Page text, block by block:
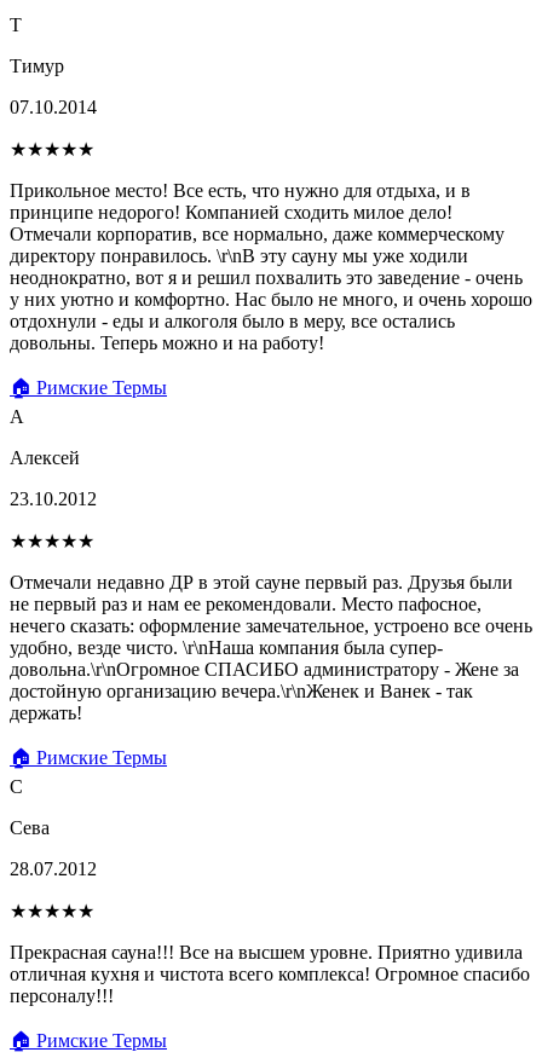
Т
Тимур
07.10.2014
★★★★★
Прикольное место! Все есть, что нужно для отдыха, и в
принципе недорого! Компанией сходить милое дело!
Отмечали корпоратив, все нормально, даже коммерческому
директору понравилось. \r\nВ эту сауну мы уже ходили
неоднократно, вот я и решил похвалить это заведение - очень
у них уютно и комфортно. Нас было не много, и очень хорошо
отдохнули - еды и алкоголя было в меру, все остались
довольны. Теперь можно и на работу!
🏠 Римские Термы
А
Алексей
23.10.2012
★★★★★
Отмечали недавно ДР в этой сауне первый раз. Друзья были
не первый раз и нам ее рекомендовали. Место пафосное,
нечего сказать: оформление замечательное, устроено все очень
удобно, везде чисто. \r\nНаша компания была супер-
довольна.\r\nОгромное СПАСИБО администратору - Жене за
достойную организацию вечера.\r\nЖенек и Ванек - так
держать!
🏠 Римские Термы
С
Сева
28.07.2012
★★★★★
Прекрасная сауна!!! Все на высшем уровне. Приятно удивила
отличная кухня и чистота всего комплекса! Огромное спасибо
персоналу!!!
🏠 Римские Термы